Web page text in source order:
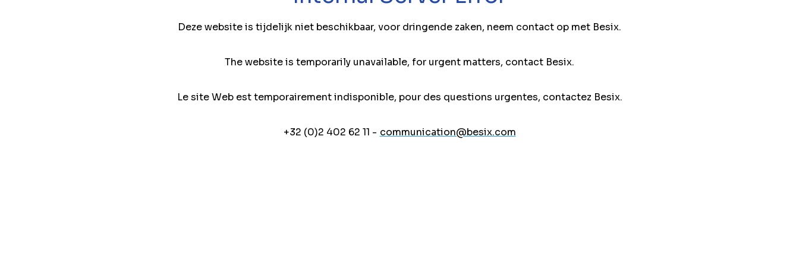
Deze website is tijdelijk niet beschikbaar, voor dringende zaken, neem contact op met Besix.
The website is temporarily unavailable, for urgent matters, contact Besix.
Le site Web est temporairement indisponible, pour des questions urgentes, contactez Besix.
+32 (0)2 402 62 11 - communication@besix.com